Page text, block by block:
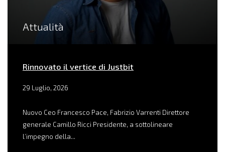
Attualità
Rinnovato il vertice di Justbit
29 Luglio, 2026
Nuovo Ceo Francesco Pace, Fabrizio Varrenti Direttore
generale Camillo Ricci Presidente, a sottolineare
l’impegno della...